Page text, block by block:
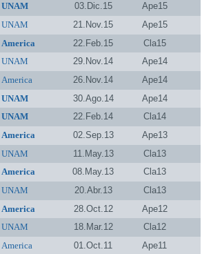
UNAM 03.Dic.15
Ape15
UNAM 21.Nov.15
Ape15
America 22.Feb.15
Cla15
UNAM 29.Nov.14
Ape14
America 26.Nov.14
Ape14
UNAM 30.Ago.14
Ape14
UNAM 22.Feb.14
Cla14
America 02.Sep.13
Ape13
UNAM 11.May.13
Cla13
America 08.May.13
Cla13
UNAM 20.Abr.13
Cla13
America 28.Oct.12
Ape12
UNAM 18.Mar.12
Cla12
America 01.Oct.11 Ape11